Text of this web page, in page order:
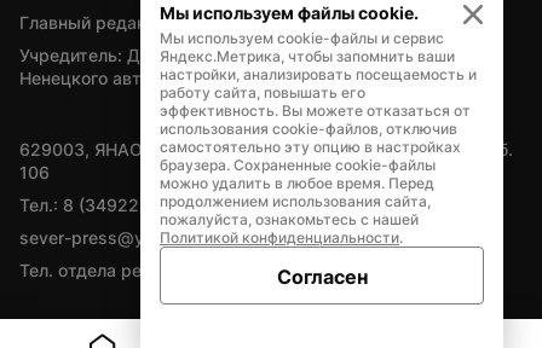
Главный редактор — А.Л. Поздеев
Учредитель: Департамент внутренней политики Ямало-
Ненецкого автономного округа
629003, ЯНАО, Салехард, мкр. Богдана Кнунянца, д.1, каб.
106
Тел.: 8 (34922) 71262
sever-press@yamal-media.ru
Тел. отдела рекламы: 8 (34922) 42728
Мы используем файлы cookie.
Мы используем cookie-файлы и сервис
Яндекс.Метрика, чтобы запомнить ваши
настройки, анализировать посещаемость и
работу сайта, повышать его
эффективность. Вы можете отказаться от
использования cookie-файлов, отключив
самостоятельно эту опцию в настройках
браузера. Сохраненные cookie-файлы
можно удалить в любое время. Перед
продолжением использования сайта,
пожалуйста, ознакомьтесь с нашей
Политикой конфиденциальности.
Согласен